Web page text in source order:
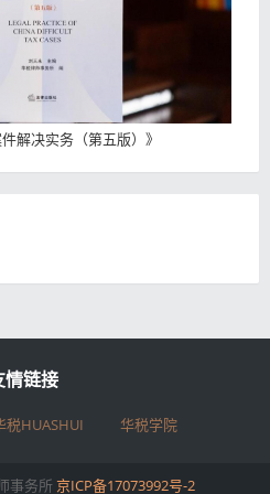
解决实务（第五版） 》
情链接
税HUASHUI 华税学院
事务所京ICP备17073992号-2